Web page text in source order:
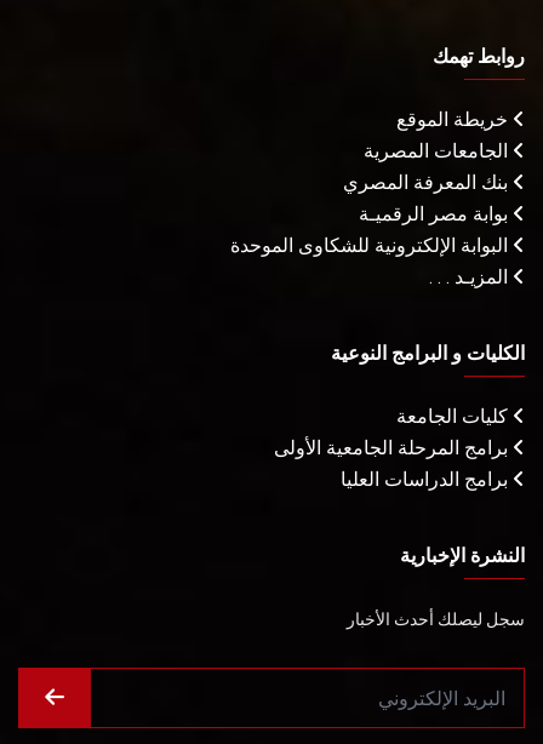
روابط تهمك
خريطة الموقع
الجامعات المصرية
بنك المعرفة المصري
بوابة مصر الرقميـة
البوابة الإلكترونية للشكاوى الموحدة
المزيـد . . .
الكليات و البرامج النوعية
كليات الجامعة
برامج المرحلة الجامعية الأولى
برامج الدراسات العليا
النشرة الإخبارية
سجل ليصلك أحدث الأخبار